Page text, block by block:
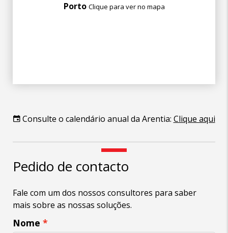
Porto Clique para ver no mapa
Consulte o calendário anual da Arentia: Clique aqui
Pedido de contacto
Fale com um dos nossos consultores para saber
mais sobre as nossas soluções.
Nome